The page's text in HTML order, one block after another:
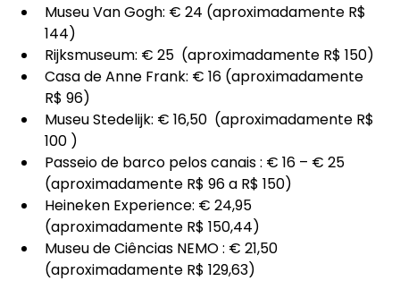
Museu Van Gogh: € 24 (aproximadamente R$
144)
Rijksmuseum: € 25  (aproximadamente R$ 150)
Casa de Anne Frank: € 16 (aproximadamente
R$ 96)
Museu Stedelijk: € 16,50  (aproximadamente R$
100 )
Passeio de barco pelos canais : € 16 – € 25
(aproximadamente R$ 96 a R$ 150)
Heineken Experience: € 24,95
(aproximadamente R$ 150,44)
Museu de Ciências NEMO : € 21,50
(aproximadamente R$ 129,63)